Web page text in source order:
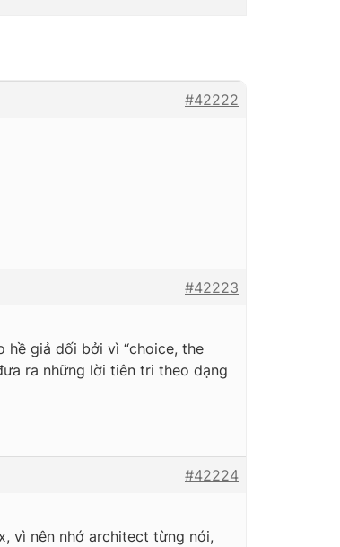
#42222
#42223
hề giả dối bởi vì “choice, the
ra những lời tiên tri theo dạng
#42224
vì nên nhớ architect từng nói,